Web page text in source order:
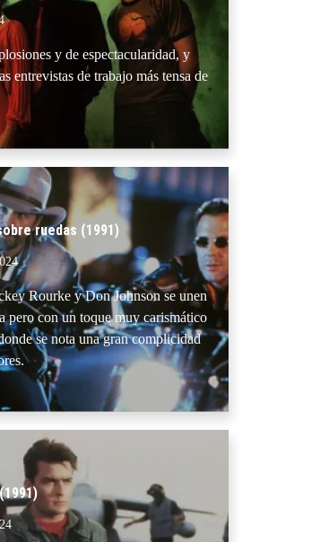
y de espectacularidad, y
entrevistas de trabajo más tensa de
ruedas (1991)
Rourke y Don Johnson se unen
pero con un toque muy carismático
se nota una gran complicidad